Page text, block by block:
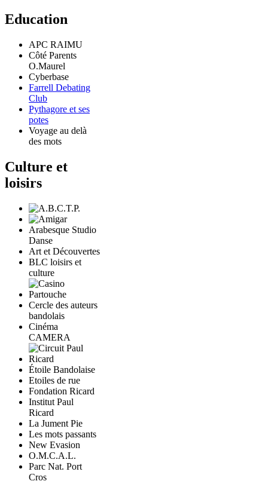
Education
APC RAIMU
Côté Parents
O.Maurel
Cyberbase
Farrell Debating
Club
Pythagore et ses
potes
Voyage au delà
des mots
Culture et
loisirs
Arabesque Studio
Danse
Art et Découvertes
BLC loisirs et
culture
Cercle des auteurs
bandolais
Cinéma
CAMERA
Étoile Bandolaise
Etoiles de rue
Fondation Ricard
Institut Paul
Ricard
La Jument Pie
Les mots passants
New Evasion
O.M.C.A.L.
Parc Nat. Port
Cros